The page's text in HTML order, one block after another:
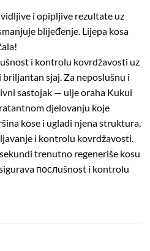
i opipljive rezultate uz
blijeđenje. Lijepa kosa
i kontrolu kovrdžavosti uz
briljantan sjaj. Za neposlušnu i
sastojak — ulje oraha Kukui
djelovanju koje
kose i ugladi njena struktura,
i kontrolu kovrdžavosti.
trenutno regeneriše kosu
послušnost i kontrolu